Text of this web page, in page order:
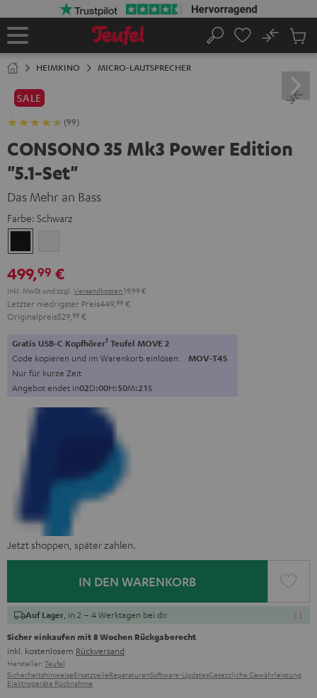
Startseite
Suche
No
HEIMKINO MICRO-LAUTSPRECHER
SALE
(99)
CONSONO 35 Mk3 Power Edition
"5.1-Set"
Das Mehr an Bass
Farbe: Schwarz
499,99 €
Inkl. MwSt und zzgl. Versandkosten 19,99 €
Letzter niedrigster Preis449, 99 €
Originalpreis529, 99 €
Gratis USB-C Kopfhörer1 Teufel MOVE 2
Code kopieren und im Warenkorb einlösen. MOV-T4S
Nur für kurze Zeit
Angebot endet in02D:00H:50M:20S
Jetzt shoppen, später zahlen.
IN DEN WARENKORB
Auf Lager , in 2 – 4 Werktagen bei dir
Sicher einkaufen mit 8 Wochen Rückgaberecht
inkl. kostenlosem Rückversand
Hersteller: Teufel
SicherheitshinweiseErsatzteileReparaturenSoftware-UpdatesGesetzliche Gewährleistung
Elektrogeräte Rücknahme